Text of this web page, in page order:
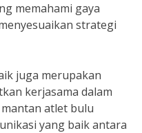
memahami gaya
strategi
juga merupakan
kerjasama dalam
atlet bulu
yang baik antara